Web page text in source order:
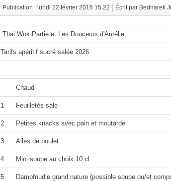
Publication : lundi 22 février 2016 15:22 Écrit par Bednarek
Thai Wok Partie et Les Douceurs d'Aurélie
Tarifs apéritif sucré salée 2026
Chaud
1 Feuilletés salé
2 Petites knacks avec pain et moutarde
3 Ailes de poulet
4 Mini soupe au choix 10 cl
5 Dampfnudle grand nature (possible soupe ou/et